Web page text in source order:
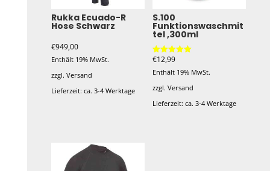
Rukka Ecuado-R
Hose Schwarz
€949,00
Enthält 19% MwSt.
zzgl.Versand
Lieferzeit: ca. 3-4 Werktage
mehrere
S.100
Funktionswaschmit
tel ,300ml
Bewertet mit
von 5
€12,99
Enthält 19% MwSt.
zzgl. Versand
Lieferzeit: ca. 3-4 Werktage